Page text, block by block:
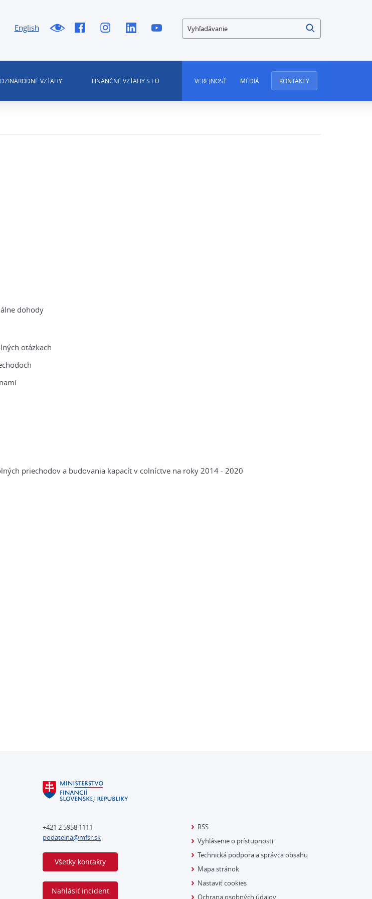
English Vyhľadávanie
VZŤAHY FINANČNÉ VZŤAHY S EÚ VEREJNOSŤ MÉDIÁ KONTAKTY
dohody
otázkach
priechodov a budovania kapacít v colníctve na roky 2014 - 2020
+421 2 5958 1111
podatelna@mfsr.sk
Všetky kontakty
Nahlásiť incident
RSS
Vyhlásenie o prístupnosti
Technická podpora a správca obsahu
Mapa stránok
Nastaviť cookies
Ochrana osobných údajov